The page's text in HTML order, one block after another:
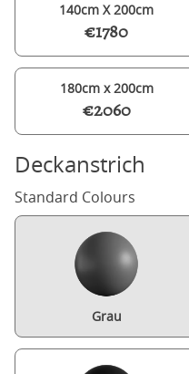
140cm X 200cm
€1780
180cm x 200cm
€2060
Deckanstrich
Standard Colours
Grau